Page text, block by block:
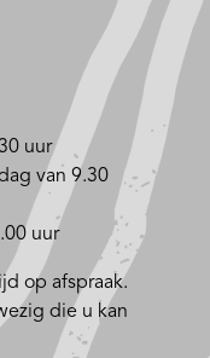
uur
van 9.30
uur
op afspraak.
die u kan